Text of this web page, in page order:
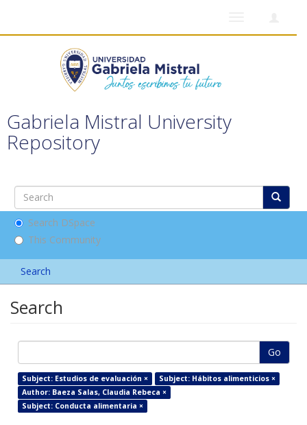
Gabriela Mistral University
Repository
Search DSpace
This Community
Search
Search
Go
Subject: Estudios de evaluación ×
Subject: Hábitos alimenticios ×
Author: Baeza Salas, Claudia Rebeca ×
Subject: Conducta alimentaria ×